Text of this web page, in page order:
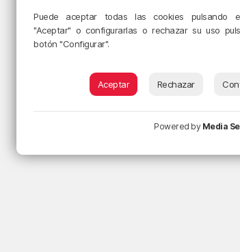
Puede aceptar todas las cookies pulsando
"Aceptar" o configurarlas o rechazar su uso
botón "Configurar".
Aceptar Rechazar
Powered by Media